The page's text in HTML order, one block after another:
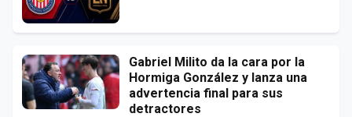
Gabriel Milito da la cara por la
Hormiga González y lanza una
advertencia final para sus
detractores